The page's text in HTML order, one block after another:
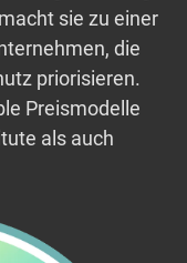
sie zu einer
die
priorisieren.
Preismodelle
als auch